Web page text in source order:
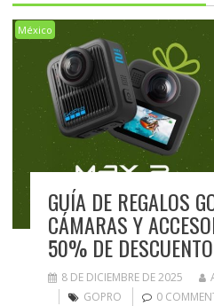
México
GUÍA DE REGALOS
CÁMARAS Y
50% DE DESCUENTO
8 DE DICIEMBRE DE 2025
GOPRO
0